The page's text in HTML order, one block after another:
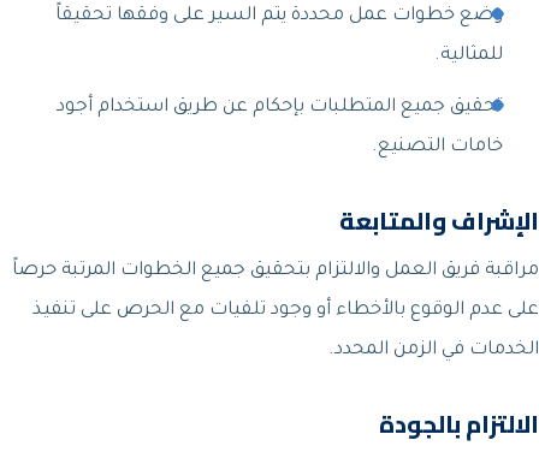
وضع خطوات عمل محددة يتم السير على وفقها تحقيقاً
للمثالية.
تحقيق جميع المتطلبات بإحكام عن طريق استخدام أجود
خامات التصنيع.
الإشراف والمتابعة
مراقبة فريق العمل والالتزام بتحقيق جميع الخطوات المرتبة حرصاً
على عدم الوقوع بالأخطاء أو وجود تلفيات مع الحرص على تنفيذ
الخدمات في الزمن المحدد.
الالتزام بالجودة